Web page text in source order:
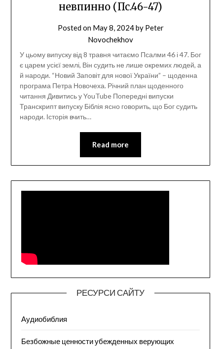
невпинно (Пс.46-47)
Posted on May 8, 2024by Peter
Novochekhov
У цьому випуску від 8 травня читаємо Псалми 46 і 47. Бог
є царем усієї землі, Він судить не лише окремих людей, а
й народи. “Новий Заповіт для нової України” – щоденна
програма Петра Новочеха. Річний план щоденного
читання Дивитись у YouTube Попередні випуски
Транскрипт випуску Біблія ясно говорить, що Бог судить
народи. Історія вчить…
Read more
РЕСУРСИ САЙТУ
Аудиобиблия
Безбожные ценности убежденных верующих